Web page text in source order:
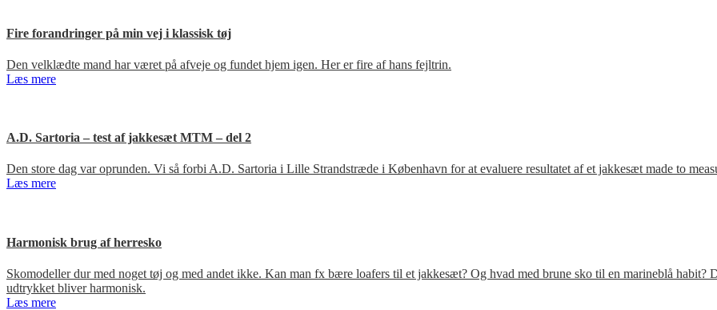
Fire forandringer på min vej i klassisk tøj
Den velklædte mand har været på afveje og fundet hjem igen. Her er fire af hans fejltrin.
Læs mere
A.D. Sartoria – test af jakkesæt MTM – del 2
Den store dag var oprunden. Vi så forbi A.D. Sartoria i Lille Strandstræde i København for at evaluere resultatet af et jakkesæt made to
Læs mere
Harmonisk brug af herresko
Skomodeller dur med noget tøj og med andet ikke. Kan man fx bære loafers til et jakkesæt? Og hvad med brune sko til en marineblå
udtrykket bliver harmonisk.
Læs mere